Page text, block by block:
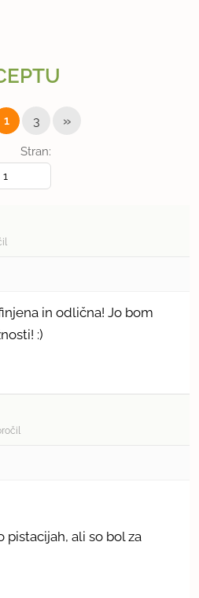
Stran:
1 3 »
in odlična! Jo bom
:)
pistacijah, ali so bol za